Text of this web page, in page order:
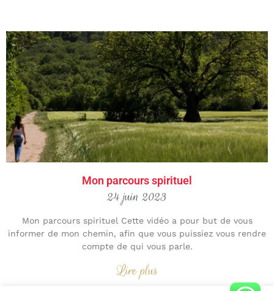
Mon parcours spirituel
24 juin 2023
Mon parcours spirituel Cette vidéo a pour but de vous
informer de mon chemin, afin que vous puissiez vous rendre
compte de qui vous parle.
Lire plus
1